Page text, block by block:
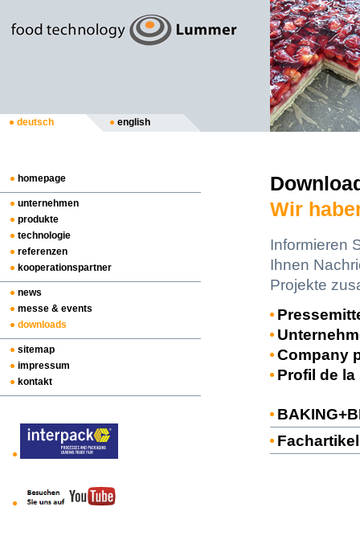
deutsch english
homepage
unternehmen
produkte
technologie
referenzen
kooperationspartner
news
messe & events
downloads
sitemap
impressum
kontakt
Wir
Informieren
Ihnen
Projekte
Company
Profil de